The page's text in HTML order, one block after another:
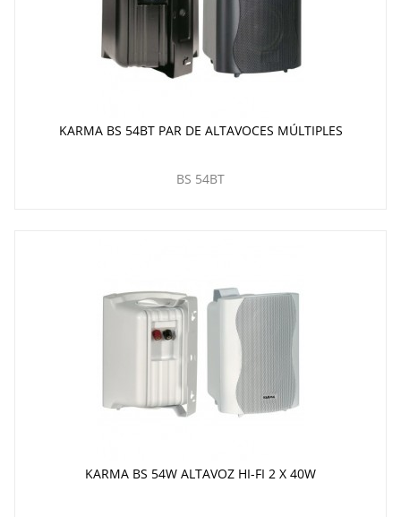
KARMA BS 54BT PAR DE ALTAVOCES MÚLTIPLES
BS 54BT
KARMA BS 54W ALTAVOZ HI-FI 2 X 40W